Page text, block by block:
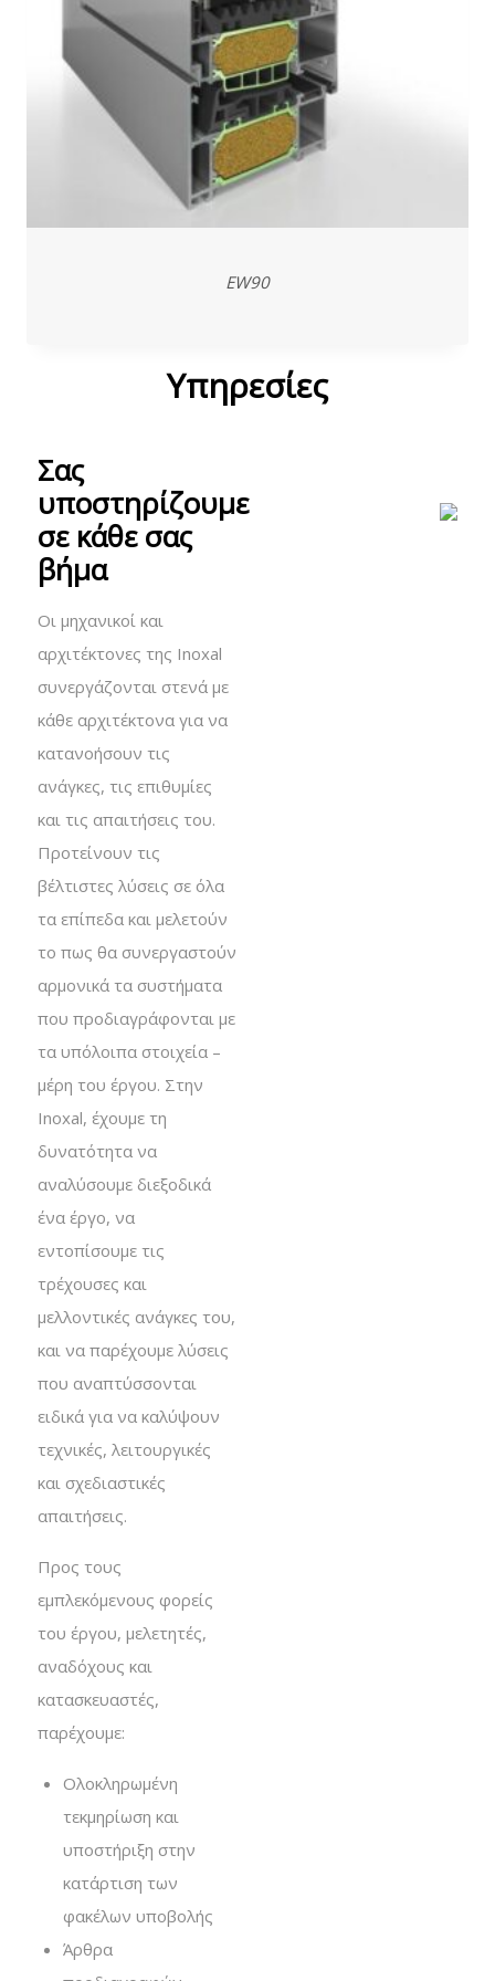
EW90
Υπηρεσίες
Σας
υποστηρίζουμε
σε κάθε σας
βήμα
Oι μηχανικοί και
αρχιτέκτονες της Inoxal
συνεργάζονται στενά με
κάθε αρχιτέκτονα για να
κατανοήσουν τις
ανάγκες, τις επιθυμίες
και τις απαιτήσεις του.
Προτείνουν τις
βέλτιστες λύσεις σε όλα
τα επίπεδα και μελετούν
το πως θα συνεργαστούν
αρμονικά τα συστήματα
που προδιαγράφονται με
τα υπόλοιπα στοιχεία –
μέρη του έργου. Στην
Inoxal, έχουμε τη
δυνατότητα να
αναλύσουμε διεξοδικά
ένα έργο, να
εντοπίσουμε τις
τρέχουσες και
μελλοντικές ανάγκες του,
και να παρέχουμε λύσεις
που αναπτύσσονται
ειδικά για να καλύψουν
τεχνικές, λειτουργικές
και σχεδιαστικές
απαιτήσεις.
Προς τους
εμπλεκόμενους φορείς
του έργου, μελετητές,
αναδόχους και
κατασκευαστές,
παρέχουμε:
Ολοκληρωμένη
τεκμηρίωση και
υποστήριξη στην
κατάρτιση των
φακέλων υποβολής
Άρθρα